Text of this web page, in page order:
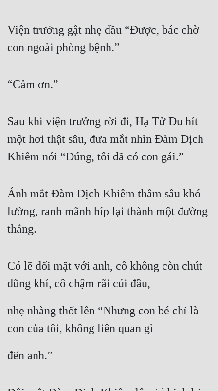
Sủng
Thanh Xuân
Tiểu Thuyết
Triều Đấu
Trùng Sinh
Tội Phạm
Võ Hiệp
Võng Du
Xuyên Thư
Viện trưởng gật nhẹ đầu “Được, bác chờ
con ngoài phòng bệnh.”
“Cảm ơn.”
Sau khi viện trưởng rời đi, Hạ Tử Du hít
một hơi thật sâu, đưa mắt nhìn Đàm Dịch
Khiêm nói “Đúng, tôi đã có con gái.”
Ánh mắt Đàm Dịch Khiêm thâm sâu khó
lường, ranh mãnh híp lại thành một đường
thẳng.
Có lẽ đối mặt với anh, cô không còn chút
dũng khí, cô chậm rãi cúi đầu,
nhẹ nhàng thốt lên “Nhưng con bé chỉ là
con của tôi, không liên quan gì
đến anh.”